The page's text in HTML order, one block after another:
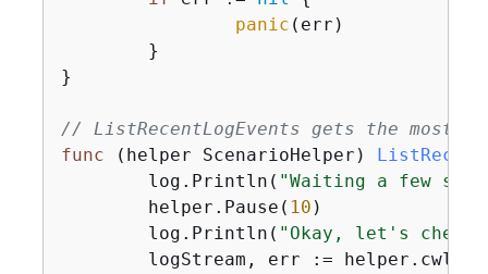
panic (err)
}
// ListRecentLogEvents gets the most
func
(helper ScenarioHelper)
	log.Println(
"Waiting a few
	helper.Pause(
10 )
	log.Println(
"Okay, let's check